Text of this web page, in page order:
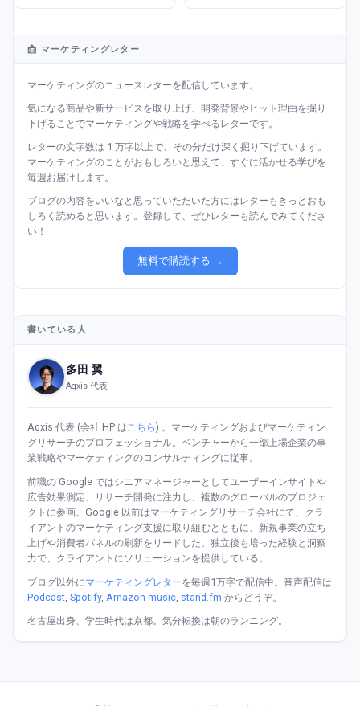
📩 マーケティングレター
マーケティングのニュースレターを配信しています。
気になる商品や新サービスを取り上げ、開発背景やヒット理由を掘り
下げることでマーケティングや戦略を学べるレターです。
レターの文字数は 1 万字以上で、その分だけ深く掘り下げています。
マーケティングのことがおもしろいと思えて、すぐに活かせる学びを
毎週お届けします。
ブログの内容をいいなと思っていただいた方にはレターもきっとおも
しろく読めると思います。登録して、ぜひレターも読んでみてくださ
い！
無料で購読する →
書いている人
多田 翼
Aqxis 代表
Aqxis 代表 (会社 HP はこちら) 。マーケティングおよびマーケティン
グリサーチのプロフェッショナル。ベンチャーから一部上場企業の事
業戦略やマーケティングのコンサルティングに従事。
前職の Google ではシニアマネージャーとしてユーザーインサイトや
広告効果測定、リサーチ開発に注力し、複数のグローバルのプロジェ
クトに参画。Google 以前はマーケティングリサーチ会社にて、クラ
イアントのマーケティング支援に取り組むとともに、新規事業の立ち
上げや消費者パネルの刷新をリードした。独立後も培った経験と洞察
力で、クライアントにソリューションを提供している。
ブログ以外にマーケティングレターを毎週1万字で配信中。音声配信は
Podcast Spotify, Amazon music stand.fm からどうぞ。
名古屋出身、学生時代は京都。気分転換は朝のランニング。